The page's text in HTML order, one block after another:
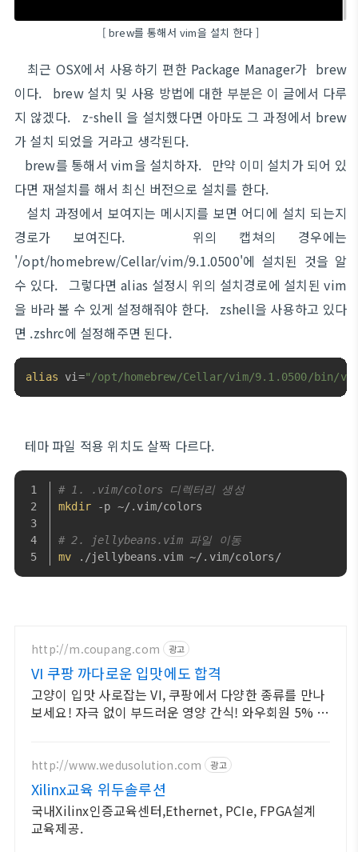
[ brew를 통해서 vim을 설치 한다 ]
최근 OSX에서 사용하기 편한 Package Manager가 brew
이다. brew 설치 및 사용 방법에 대한 부분은 이 글에서 다루
지 않겠다. z-shell 을 설치했다면 아마도 그 과정에서 brew
가 설치 되었을 거라고 생각된다.
brew를 통해서 vim을 설치하자. 만약 이미 설치가 되어 있
다면 재설치를 해서 최신 버전으로 설치를 한다.
설치 과정에서 보여지는 메시지를 보면 어디에 설치 되는지
경로가 보여진다. 위의 캡쳐의 경우에는
'/opt/homebrew/Cellar/vim/9.1.0500'에 설치된 것을 알
수 있다. 그렇다면 alias 설정시 위의 설치경로에 설치된 vim
을 바라 볼 수 있게 설정해줘야 한다. zshell을 사용하고 있다
면 .zshrc에 설정해주면 된다.
alias vi="/opt/homebrew/Cellar/vim/9.1.0500/bin/
테마 파일 적용 위치도 살짝 다르다.
# 1. .vim/colors 디렉터리 생성
mkdir -p ~/.vim/colors
# 2. jellybeans.vim 파일 이동
mv ./jellybeans.vim ~/.vim/colors/
http://m.coupang.com 광고
VI 쿠팡 까다로운 입맛에도 합격
고양이 입맛 사로잡는 VI, 쿠팡에서 다양한 종류를 만나
보세요! 자극 없이 부드러운 영양 간식! 와우회원 5% 캐
http://www.wedusolution.com 광고
Xilinx교육 위두솔루션
국내Xilinx인증교육센터,Ethernet, PCIe, FPGA설계
교육제공.